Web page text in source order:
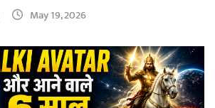
May 19, 2026